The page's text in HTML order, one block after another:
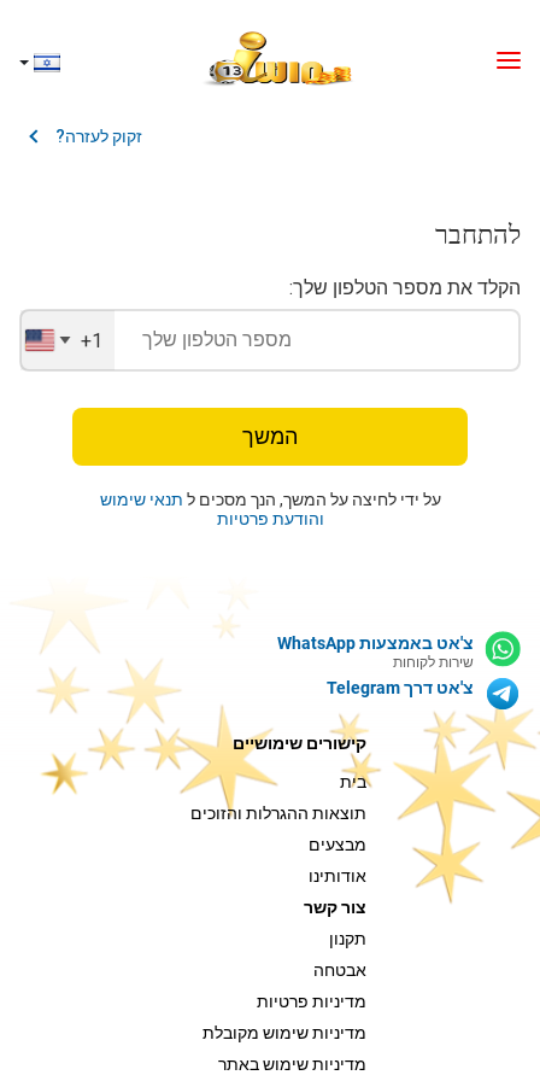
להתחבר
זקוק לעזרה?
הקלד את מספר הטלפון שלך:
United
States
+1
המשך
על ידי לחיצה על המשך, הנך מסכים ל תנאי שימוש
והודעת פרטיות
צ'אט באמצעות WhatsApp
שירות לקוחות
צ'אט דרך Telegram
קישורים שימושיים
בית
תוצאות ההגרלות והזוכים
מבצעים
אודותינו
צור קשר
תקנון
אבטחה
מדיניות פרטיות
מדיניות שימוש מקובלת
מדיניות שימוש באתר